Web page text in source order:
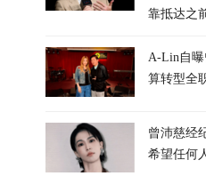
靠抵达之
A-Lin自
算转型全
曾沛慈经
希望任何